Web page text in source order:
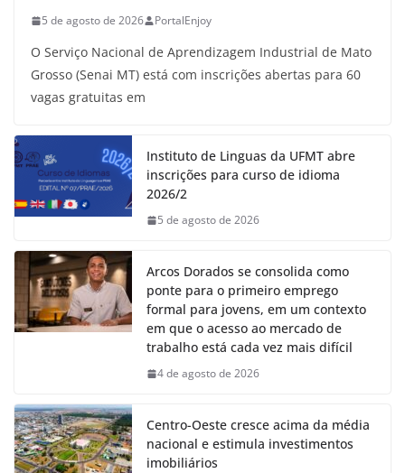
5 de agosto de 2026 PortalEnjoy
O Serviço Nacional de Aprendizagem Industrial de Mato
Grosso (Senai MT) está com inscrições abertas para 60
vagas gratuitas em
Instituto de Linguas da UFMT abre
inscrições para curso de idioma
2026/2
5 de agosto de 2026
Arcos Dorados se consolida como
ponte para o primeiro emprego
formal para jovens, em um contexto
em que o acesso ao mercado de
trabalho está cada vez mais difícil
4 de agosto de 2026
Centro-Oeste cresce acima da média
nacional e estimula investimentos
imobiliários